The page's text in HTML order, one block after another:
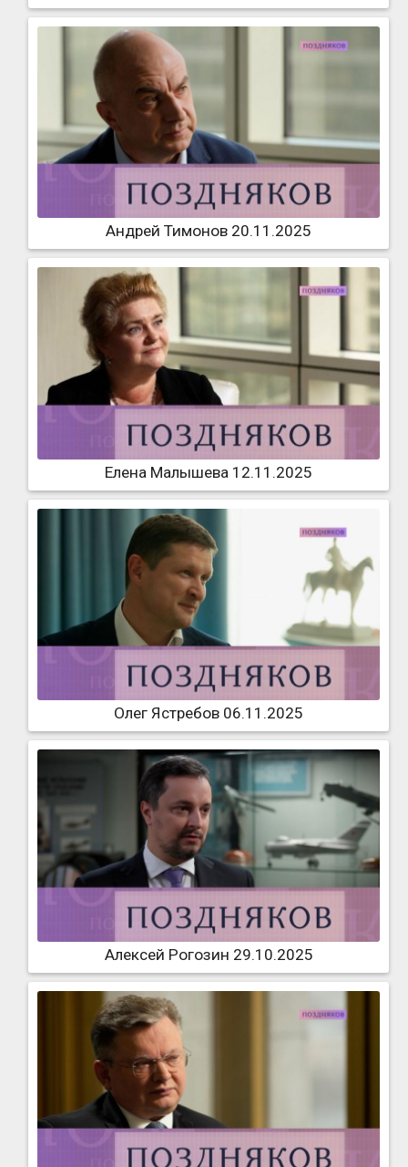
Андрей Тимонов 20.11.2025
Елена Малышева 12.11.2025
Олег Ястребов 06.11.2025
Алексей Рогозин 29.10.2025